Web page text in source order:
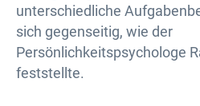
unterschiedliche
sich gegenseitig, wie der
Persönlichkeitspsychologe
feststellte.